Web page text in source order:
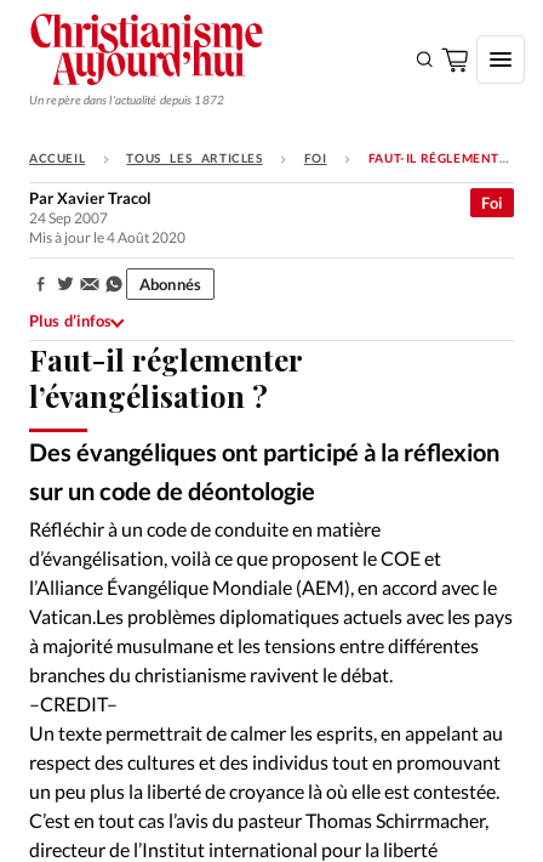
Un repère dans l'actualité depuis 1872
S'ABONNER
Monde
Opinions
Tous les articles
Faire un don
Emploi
Se connecter
Édition: Internationale
Devise:CHF
RUBRIQUES
Tous les articles
Actualité chrétienne
Actualité internationale
Dossier
Eglises Foi Génération réveil
Monde
Opinions
Publireportage
Relations Aujourd'hui
Société
Tour du monde des Eglises
Trait d'Ixène
Vécu
Vie Intérieure
ACCUEIL TOUS LES ARTICLES FOI FAUT-IL RÉGLEMENTER L’ÉVANGÉLISATION ?
Faut-il réglementer
l’évangélisation ?
Des évangéliques ont participé à la réflexion
sur un code de déontologie
Foi
ParXavier Tracol
24 Sep 2007
Mis à jour le 4 Août 2020
Partager:
Abonnés
Plus d’infos
Réfléchir à un code de conduite en matière
d’évangélisation, voilà ce que proposent le COE et
l’Alliance Évangélique Mondiale (AEM), en accord avec le
Vatican.Les problèmes diplomatiques actuels avec les pays
à majorité musulmane et les tensions entre différentes
branches du christianisme ravivent le débat.
–CREDIT–
Un texte permettrait de calmer les esprits, en appelant au
respect des cultures et des individus tout en promouvant
un peu plus la liberté de croyance là où elle est contestée.
C’est en tout cas l’avis du pasteur Thomas Schirrmacher,
directeur de l’Institut international pour la liberté